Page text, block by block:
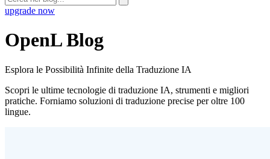
upgrade now
OpenL Blog
Esplora le Possibilità Infinite della Traduzione IA
Scopri le ultime tecnologie di traduzione IA, strumenti e migliori
pratiche. Forniamo soluzioni di traduzione precise per oltre 100
lingue.